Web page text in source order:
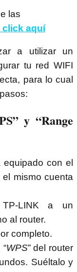
las
click aquí
a utilizar un
tu red WIFI
para lo cual
y “Range
con el
el mismo cuenta
TP-LINK a un
al router.
completo.
WPS” del router
Suéltalo y